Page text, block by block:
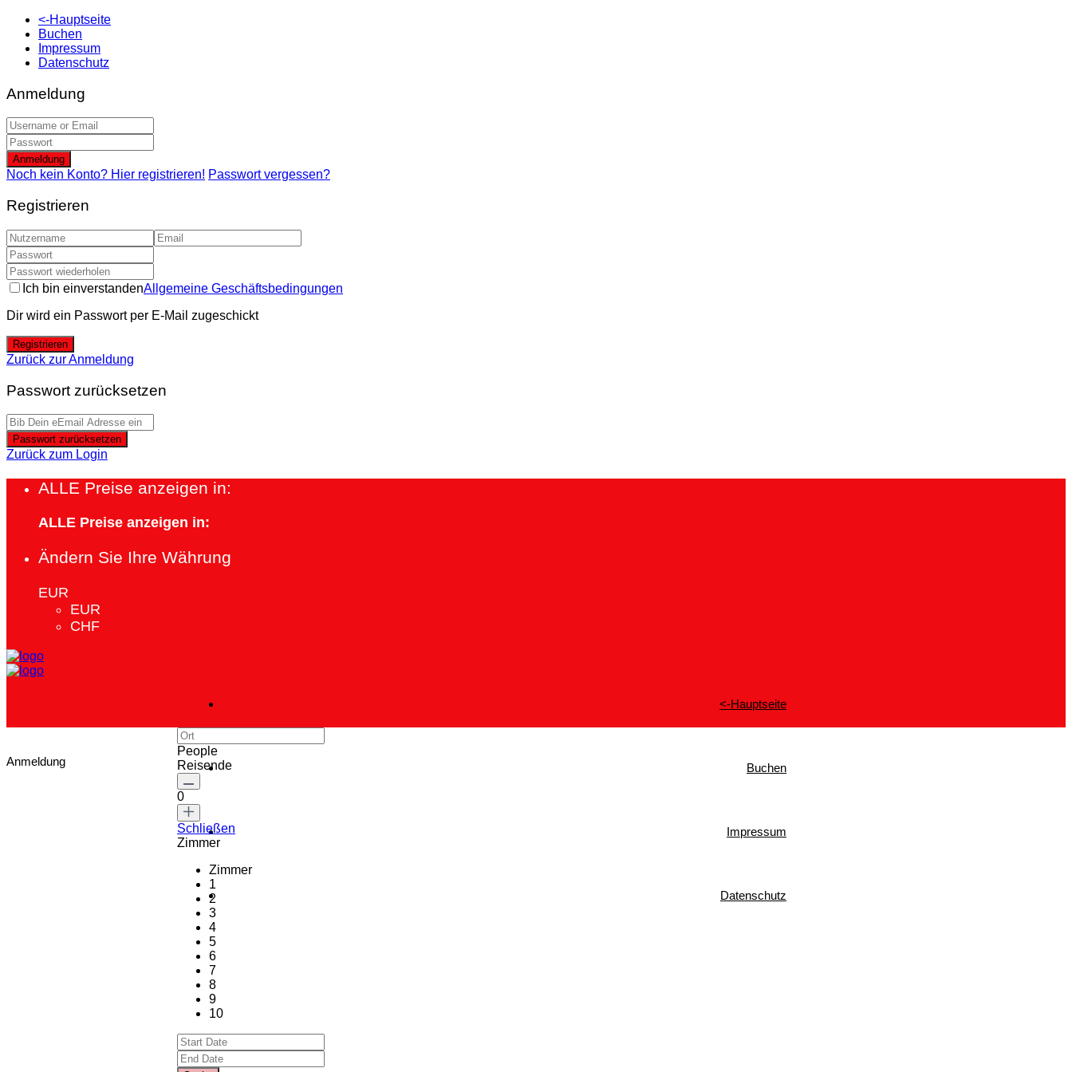
<-Hauptseite
Buchen
Impressum
Datenschutz
Anmeldung
Anmeldung
Noch kein Konto? Hier registrieren! Passwort vergessen?
Registrieren
Ich bin einverstandenAllgemeine Geschäftsbedingungen
Dir wird ein Passwort per E-Mail zugeschickt
Registrieren
Zurück zur Anmeldung
Passwort zurücksetzen
Passwort zurücksetzen
Zurück zum Login
ALLE Preise anzeigen in:
ALLE Preise anzeigen in:
Ändern Sie Ihre Währung
EUR
EUR
CHF
<-Hauptseite
Buchen
Impressum
Datenschutz
Anmeldung
People
Reisende
0
Schließen
Zimmer
Zimmer
1
2
3
4
5
6
7
8
9
10